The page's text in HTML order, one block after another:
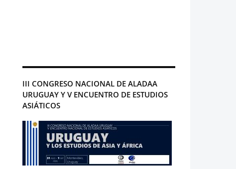
III CONGRESO NACIONAL DE ALADAA
URUGUAY Y V ENCUENTRO DE ESTUDIOS
ASIÁTICOS